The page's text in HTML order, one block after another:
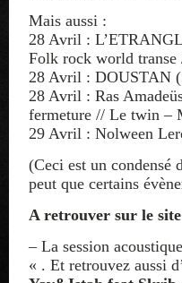
Mais aussi :
28 Avril :
Folk rock world
28 Avril : DOUSTAN
28 Avril : Ras
fermeture // Le twin –
29 Avril : Nolween
(Ceci est un
peut que certains
A retrouver sur le
– La session
« . Et retrouvez aussi